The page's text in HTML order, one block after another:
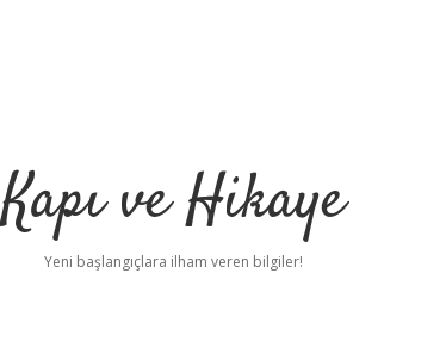
Kapı ve Hikaye
Yeni başlangıçlara ilham veren bilgiler!